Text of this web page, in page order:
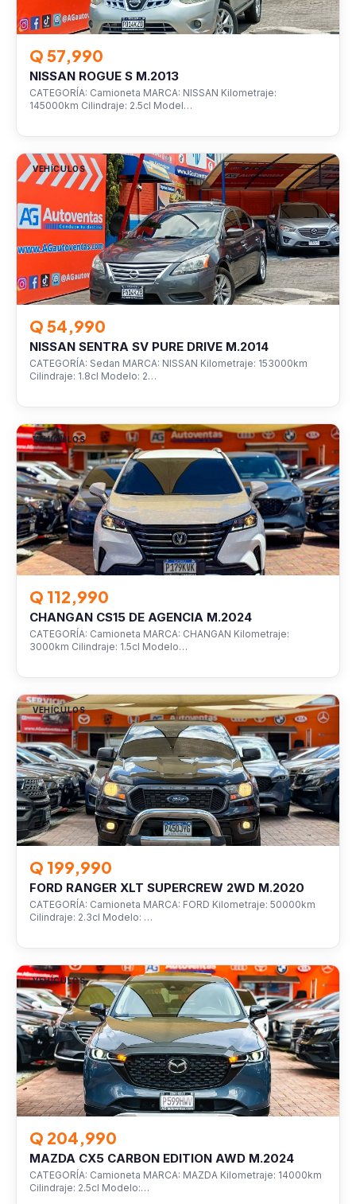
Q 57,990
NISSAN ROGUE S M.2013
CATEGORÍA: Camioneta MARCA: NISSAN Kilometraje:
145000km Cilindraje: 2.5cl Model…
VEHÍCULOS
Q 54,990
NISSAN SENTRA SV PURE DRIVE M.2014
CATEGORÍA: Sedan MARCA: NISSAN Kilometraje: 153000km
Cilindraje: 1.8cl Modelo: 2…
VEHÍCULOS
Q 112,990
CHANGAN CS15 DE AGENCIA M.2024
CATEGORÍA: Camioneta MARCA: CHANGAN Kilometraje:
3000km Cilindraje: 1.5cl Modelo…
VEHÍCULOS
Q 199,990
FORD RANGER XLT SUPERCREW 2WD M.2020
CATEGORÍA: Camioneta MARCA: FORD Kilometraje: 50000km
Cilindraje: 2.3cl Modelo: …
VEHÍCULOS
Q 204,990
MAZDA CX5 CARBON EDITION AWD M.2024
CATEGORÍA: Camioneta MARCA: MAZDA Kilometraje: 14000km
Cilindraje: 2.5cl Modelo:…